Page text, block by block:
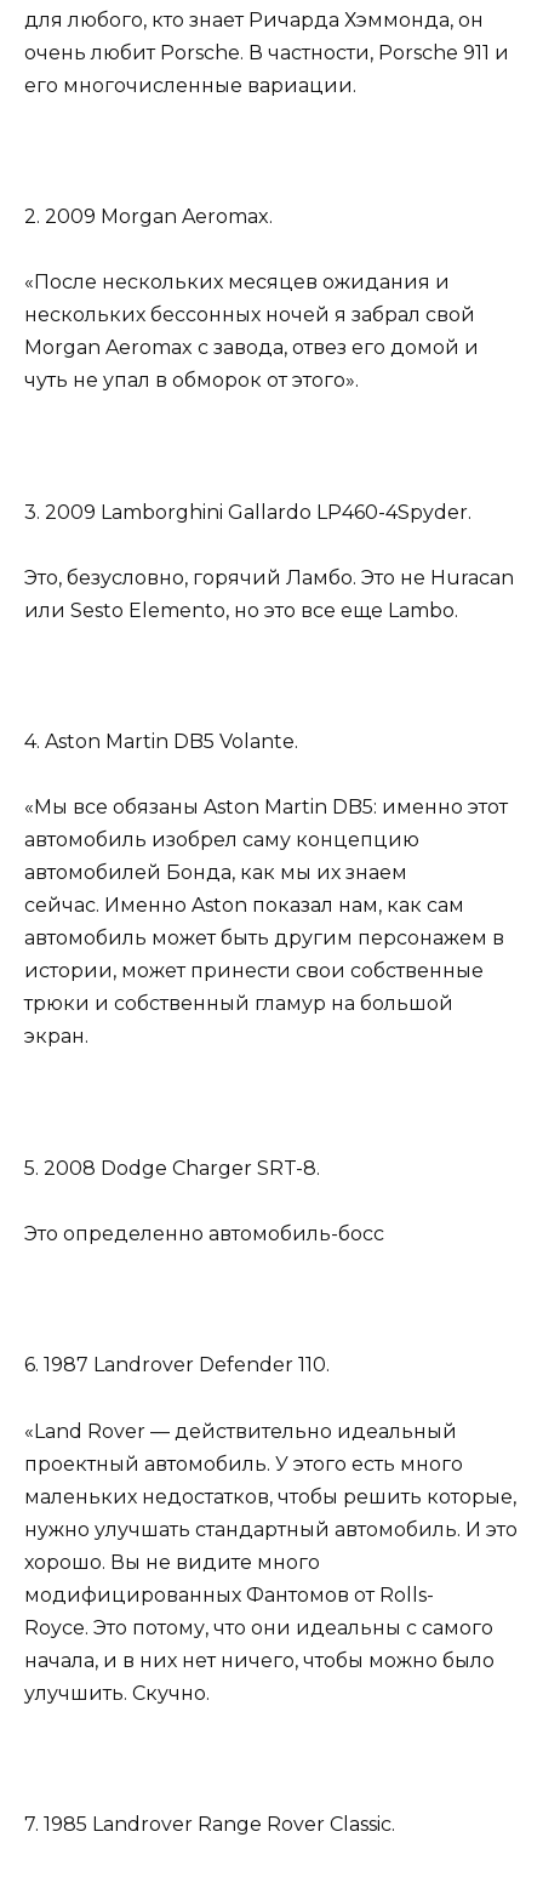
для любого, кто знает Ричарда Хэммонда, он
очень любит Porsche. В частности, Porsche 911 и
его многочисленные вариации.
2. 2009 Morgan Aeromax.
«После нескольких месяцев ожидания и
нескольких бессонных ночей я забрал свой
Morgan Aeromax с завода, отвез его домой и
чуть не упал в обморок от этого».
3. 2009 Lamborghini Gallardo LP460-4Spyder.
Это, безусловно, горячий Ламбо. Это не Huracan
или Sesto Elemento, но это все еще Lambo.
4. Aston Martin DB5 Volante.
«Мы все обязаны Aston Martin DB5: именно этот
автомобиль изобрел саму концепцию
автомобилей Бонда, как мы их знаем
сейчас. Именно Aston показал нам, как сам
автомобиль может быть другим персонажем в
истории, может принести свои собственные
трюки и собственный гламур на большой
экран.
5. 2008 Dodge Charger SRT-8.
Это определенно автомобиль-босс
6. 1987 Landrover Defender 110.
«Land Rover — действительно идеальный
проектный автомобиль. У этого есть много
маленьких недостатков, чтобы решить которые,
нужно улучшать стандартный автомобиль. И это
хорошо. Вы не видите много
модифицированных Фантомов от Rolls-
Royce. Это потому, что они идеальны с самого
начала, и в них нет ничего, чтобы можно было
улучшить. Скучно.
7. 1985 Landrover Range Rover Classic.